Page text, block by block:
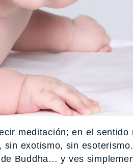
meditación; en el sentido
sin exotismo, sin
Buddha… y ves